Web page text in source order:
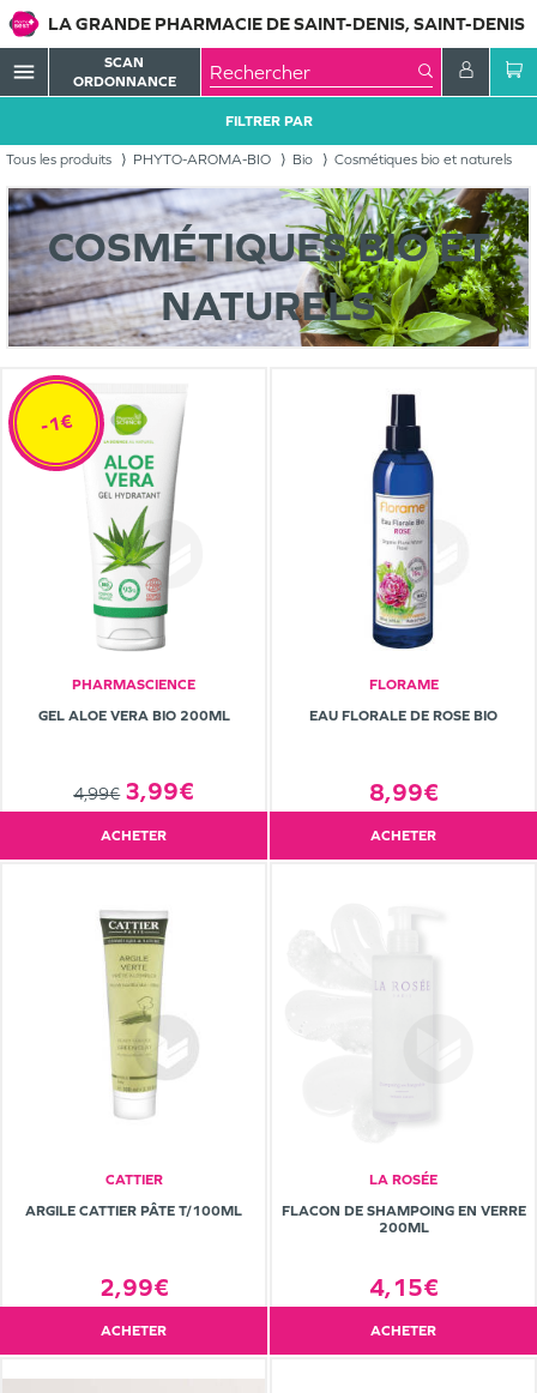
LA GRANDE PHARMACIE DE SAINT-DENIS, SAINT-DENIS
menu
SCAN
ORDONNANCE
Tous les produits PHYTO-AROMA-BIO Bio Cosmétiques bio et naturels
FILTRER PAR
COSMÉTIQUES BIO ET
NATURELS
PHARMASCIENCE
GEL ALOE VERA BIO 200ML
4,99€ 3,99€
-1€
ACHETER
FLORAME
EAU FLORALE DE ROSE BIO
8,99€
ACHETER
CATTIER
ARGILE CATTIER PÂTE T/100ML
2,99€
ACHETER
LA ROSÉE
FLACON DE SHAMPOING EN VERRE
200ML
4,15€
ACHETER